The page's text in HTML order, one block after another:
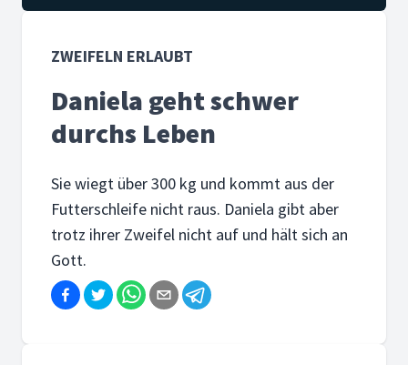
ZWEIFELN ERLAUBT
Daniela geht schwer
durchs Leben
Sie wiegt über 300 kg und kommt aus der
Futterschleife nicht raus. Daniela gibt aber
trotz ihrer Zweifel nicht auf und hält sich an
Gott.